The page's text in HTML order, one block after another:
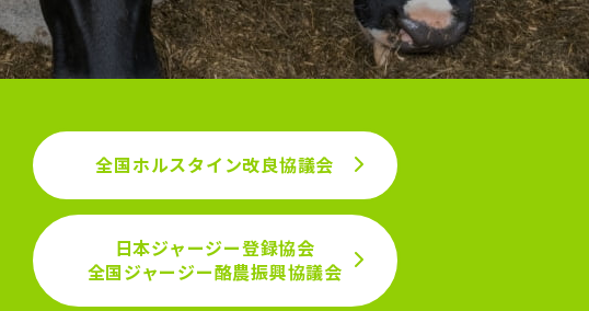
全国ホルスタイン改良協議会
日本ジャージー登録協会
全国ジャージー酪農振興協議会